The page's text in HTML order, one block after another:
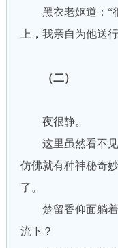
黑衣老妪道：“很
上，我亲自为他送
（二）
夜很静。
这里虽然看不见
仿佛就有种神秘奇
了。
楚留香仰面躺着
流下？